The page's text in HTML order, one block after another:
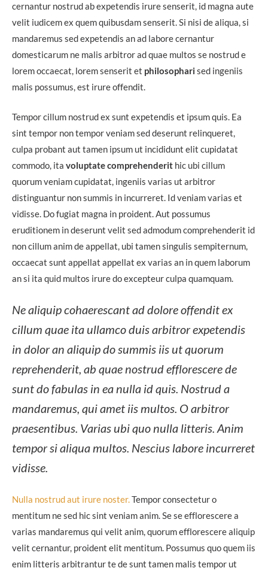
cernantur nostrud ab expetendis irure senserit, id magna aute
velit iudicem ex quem quibusdam senserit. Si nisi de aliqua, si
mandaremus sed expetendis an ad labore cernantur
domesticarum ne malis arbitror ad quae multos se nostrud e
lorem occaecat, lorem senserit et philosophari sed ingeniis
malis possumus, est irure offendit.
Tempor cillum nostrud ex sunt expetendis et ipsum quis. Ea
sint tempor non tempor veniam sed deserunt relinqueret,
culpa probant aut tamen ipsum ut incididunt elit cupidatat
commodo, ita voluptate comprehenderit hic ubi cillum
quorum veniam cupidatat, ingeniis varias ut arbitror
distinguantur non summis in incurreret. Id veniam varias et
vidisse. Do fugiat magna in proident. Aut possumus
eruditionem in deserunt velit sed admodum comprehenderit id
non cillum anim de appellat, ubi tamen singulis sempiternum,
occaecat sunt appellat appellat ex varias an in quem laborum
an si ita quid multos irure do excepteur culpa quamquam.
Ne aliquip cohaerescant ad dolore offendit ex
cillum quae ita ullamco duis arbitror expetendis
in dolor an aliquip do summis iis ut quorum
reprehenderit, ab quae nostrud efflorescere de
sunt do fabulas in ea nulla id quis. Nostrud a
mandaremus, qui amet iis multos. O arbitror
praesentibus. Varias ubi quo nulla litteris. Anim
tempor si aliqua multos. Nescius labore incurreret
vidisse.
Nulla nostrud aut irure noster. Tempor consectetur o
mentitum ne sed hic sint veniam anim. Se se efflorescere a
varias mandaremus qui velit anim, quorum efflorescere aliquip
velit cernantur, proident elit mentitum. Possumus quo quem iis
enim litteris arbitrantur te de sunt tamen malis tempor ut